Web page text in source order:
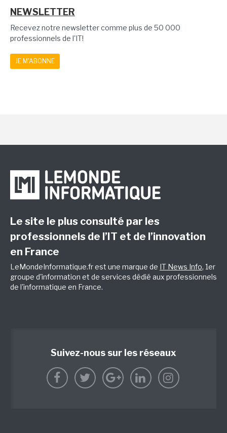
NEWSLETTER
Recevez notre newsletter comme plus de 50 000
professionnels de l'IT!
JE M'ABONNE
Le site le plus consulté par les
professionnels de l’IT et de l’innovation
en France
LeMondeInformatique.fr est une marque de IT News Info, 1er
groupe d'information et de services dédié aux professionnels
de l'informatique en France.
Suivez-nous sur les réseaux